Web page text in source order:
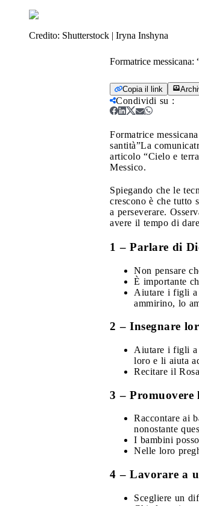
Credito: Shutterstock | Iryna Inshyna
Formatrice
Copia il link
Condividi su :
Formatrice
santità”La
articolo “Cielo e
Messico.
Spiegando che le
crescono è che tutto
a perseverare.
avere il tempo di
1 – Parlare di
Non pensare
È importante
Aiutare i figli a
ammirino, lo
2 – Insegnare
Aiutare i figli a
loro e li aiuta
Recitare il
3 – Promuovere
Raccontare ai
nonostante
I bambini
Nelle loro
4 – Lavorare a
Scegliere un